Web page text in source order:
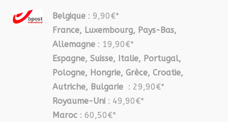
Belgique : 9,90€*
France, Luxembourg, Pays-Bas,
Allemagne : 19,90€*
Espagne, Suisse, Italie, Portugal,
Pologne, Hongrie, Grèce, Croatie,
Autriche, Bulgarie : 29,90€*
Royaume-Uni : 49,90€*
Maroc : 60,50€*